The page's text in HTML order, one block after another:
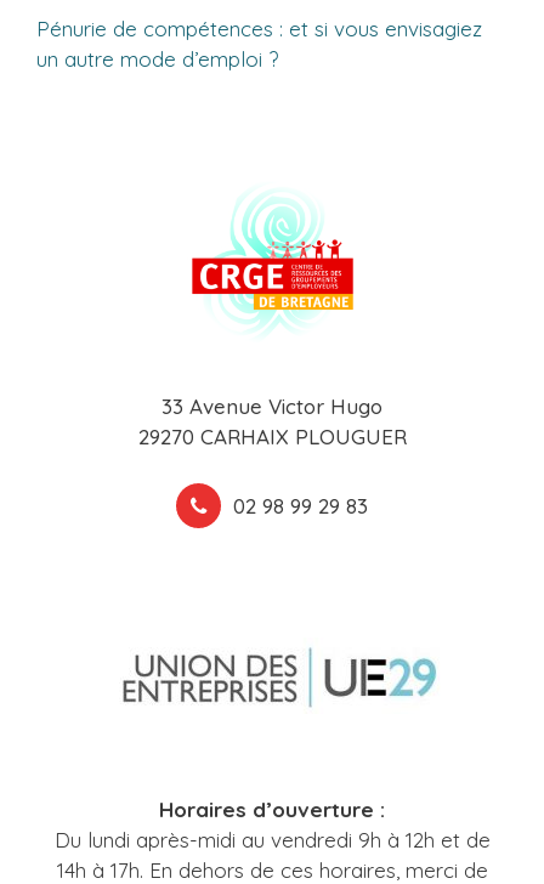
Pénurie de compétences : et si vous envisagiez
un autre mode d’emploi ?
33 Avenue Victor Hugo
29270 CARHAIX PLOUGUER
02 98 99 29 83
Horaires d’ouverture :
Du lundi après-midi au vendredi 9h à 12h et de
14h à 17h. En dehors de ces horaires, merci de